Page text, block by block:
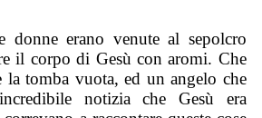
donne erano venute al sepolcro
il corpo di Gesù con aromi. Che
la tomba vuota, ed un angelo che
notizia che Gesù era